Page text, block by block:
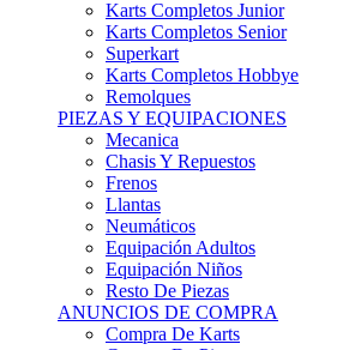
Superkart
Karts Completos Hobbye
Remolques
PIEZAS Y EQUIPACIONES
Mecanica
Chasis Y Repuestos
Frenos
Llantas
Neumáticos
Equipación Adultos
Equipación Niños
Resto De Piezas
ANUNCIOS DE COMPRA
Compra De Karts
Compra De Piezas